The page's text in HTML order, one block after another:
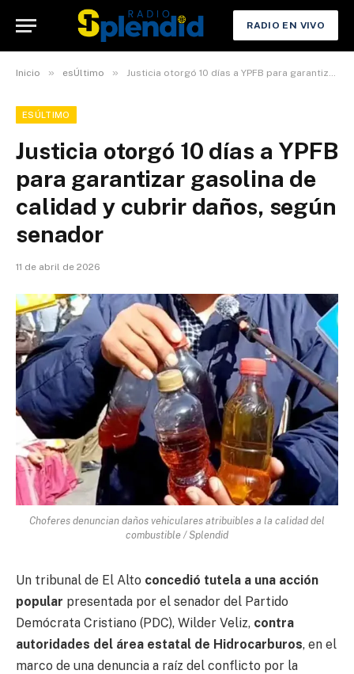
RADIO EN VIVO
Inicio » esÚltimo » Justicia otorgó 10 días a YPFB para garantizar gasolina de calidad y cubrir daños, según senador
ESÚLTIMO
Justicia otorgó 10 días a YPFB
para garantizar gasolina de
calidad y cubrir daños, según
senador
11 de abril de 2026
Choferes denuncian daños vehiculares atribuibles a la calidad del
combustible / Splendid
Un tribunal de El Alto concedió tutela a una acción
popular presentada por el senador del Partido
Demócrata Cristiano (PDC), Wilder Veliz, contra
autoridades del área estatal de Hidrocarburos, en el
marco de una denuncia a raíz del conflicto por la